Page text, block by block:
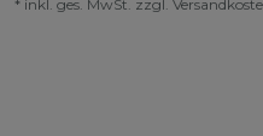
* inkl. ges. MwSt. zzgl.